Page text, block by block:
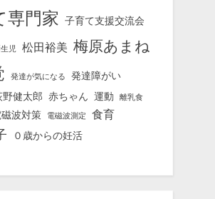
専門家 子育て支援交流会
児 松田裕美 梅原あまね
発達が気になる 発達障がい
野健太郎 赤ちゃん 運動 離乳食
波対策 電磁波測定 食育
０歳からの妊活